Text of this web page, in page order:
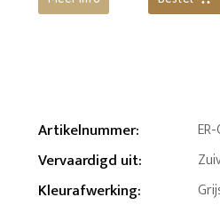
Artikelnummer:
Vervaardigd uit:
Kleurafwerking: